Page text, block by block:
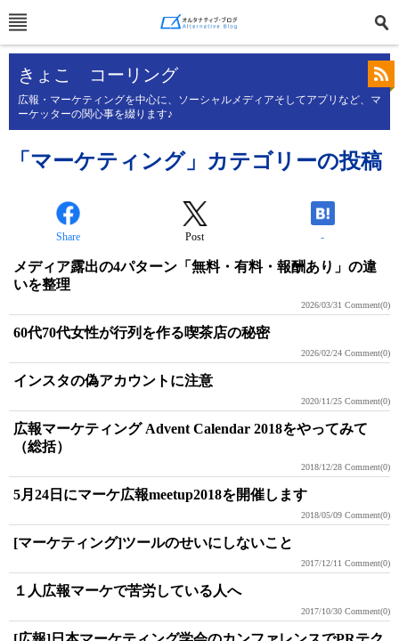
きょこ コーリング
広報・マーケティングを中心に、ソーシャルメディアそしてアプリなど、マ
ーケッターの関心事を綴ります♪
「マーケティング」カテゴリーの投稿
Share Post -
メディア露出の4パターン「無料・有料・報酬あり」の違
いを整理
2026/03/31 Comment(0)
60代70代女性が行列を作る喫茶店の秘密
2026/02/24 Comment(0)
インスタの偽アカウントに注意
2020/11/25 Comment(0)
広報マーケティング Advent Calendar 2018をやってみて
（総括）
2018/12/28 Comment(0)
5月24日にマーケ広報meetup2018を開催します
2018/05/09 Comment(0)
[マーケティング]ツールのせいにしないこと
2017/12/11 Comment(0)
１人広報マーケで苦労している人へ
2017/10/30 Comment(0)